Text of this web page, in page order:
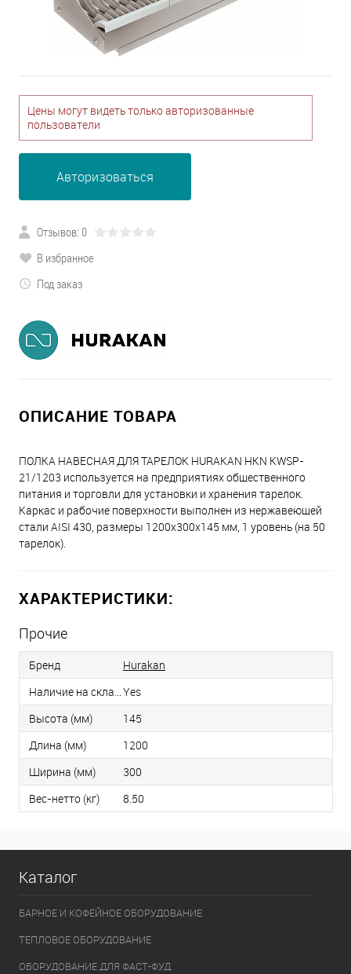
Цены могут видеть только авторизованные
пользователи
Авторизоваться
Отзывов: 0
В избранное
Под заказ
ОПИСАНИЕ ТОВАРА
ПОЛКА НАВЕСНАЯ ДЛЯ ТАРЕЛОК HURAKAN HKN KWSP-
21/1203 используется на предприятиях общественного
питания и торговли для установки и хранения тарелок.
Каркас и рабочие поверхности выполнен из нержавеющей
стали AISI 430, размеры 1200х300х145 мм, 1 уровень (на 50
тарелок).
ХАРАКТЕРИСТИКИ:
Прочие
Бренд
Hurakan
Наличие на складеYes
Высота (мм)
145
Длина (мм)
1200
Ширина (мм)
300
Вес-нетто (кг)
8.50
Каталог
БАРНОЕ И КОФЕЙНОЕ ОБОРУДОВАНИЕ
ТЕПЛОВОЕ ОБОРУДОВАНИЕ
ОБОРУДОВАНИЕ ДЛЯ ФАСТ-ФУД